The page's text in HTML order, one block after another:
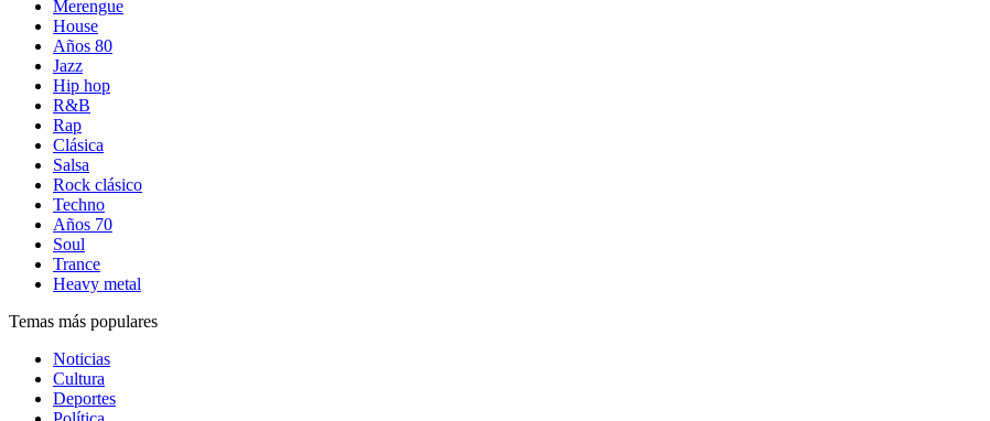
Merengue
House
Años 80
Jazz
Hip hop
R&B
Rap
Clásica
Salsa
Rock clásico
Techno
Años 70
Soul
Trance
Heavy metal
Temas más populares
Noticias
Cultura
Deportes